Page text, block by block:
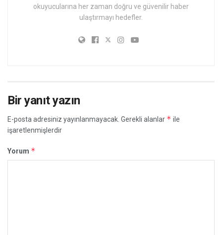
okuyucularına her zaman doğru ve güvenilir haber
ulaştırmayı hedefler.
Bir yanıt yazın
E-posta adresiniz yayınlanmayacak. Gerekli alanlar * ile
işaretlenmişlerdir
Yorum *